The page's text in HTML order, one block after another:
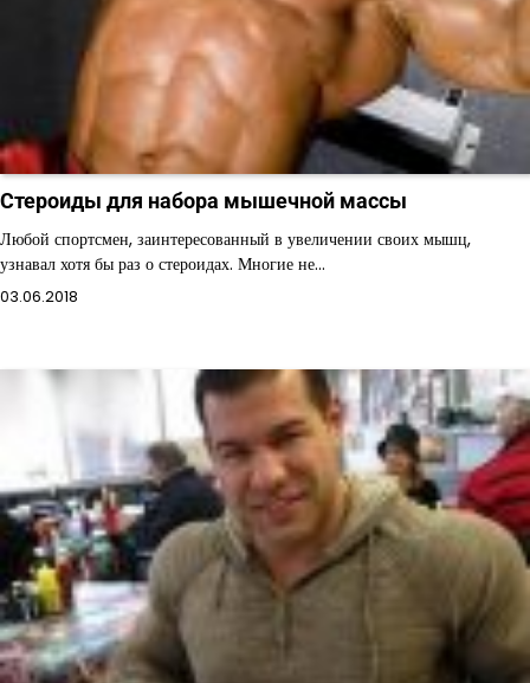
Стероиды для набора мышечной массы
Любой спортсмен, заинтересованный в увеличении своих мышц,
узнавал хотя бы раз о стероидах. Многие не…
03.06.2018